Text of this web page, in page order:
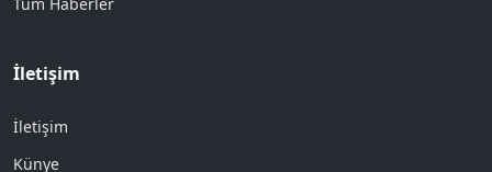
İletişim
İletişim
Künye